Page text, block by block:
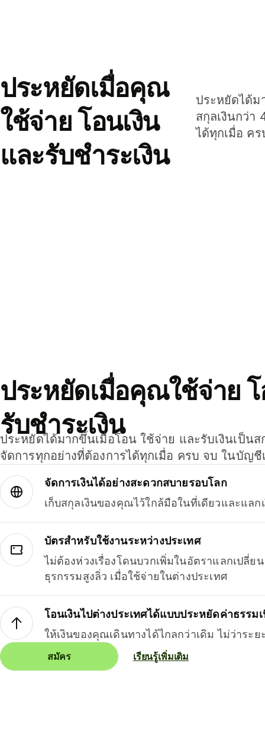
ประหยัดเมื่อคุณ
ใช้จ่าย โอนเงิน
และรับชำระเงิน
ประหยัดได้ม
สกุลเงินกว่า
ได้ทุกเมื่อ ค
ประหยัดเมื่อคุณใช้จ่าย โ
รับชำระเงิน
ประหยัดได้มากขึ้นเมื่อโอน ใช้จ่าย และรับเงินเป็น
จัดการทุกอย่างที่ต้องการได้ทุกเมื่อ ครบ จบ ในบัญชี
จัดการเงินได้อย่างสะดวกสบายรอบโลก
เก็บสกุลเงินของคุณไว้ใกล้มือในที่เดียวและแลก
บัตรสำหรับใช้งานระหว่างประเทศ
ไม่ต้องห่วงเรื่องโดนบวกเพิ่มในอัตราแลกเปลี่ย
ธุรกรรมสูงลิ่ว เมื่อใช้จ่ายในต่างประเทศ
โอนเงินไปต่างประเทศได้แบบประหยัดค่าธรรม
ให้เงินของคุณเดินทางได้ไกลกว่าเดิม ไม่ว่าระย
สมัคร เรียนรู้เพิ่มเติม